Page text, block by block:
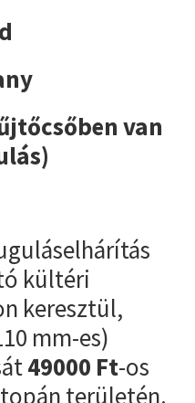
van
kültéri
keresztül,
mm-es)
49000 Ft-os
területén.